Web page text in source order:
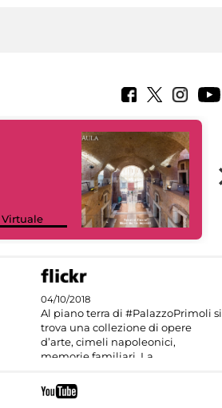
Virtuale
04/10/2018
Al piano terra di #PalazzoPrimoli si
trova una collezione di opere
d’arte, cimeli napoleonici,
memorie familiari. La